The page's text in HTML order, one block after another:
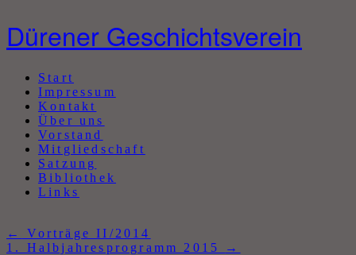
Dürener Geschichtsverein
Abbrechen
Start
Impressum
Kontakt
Über uns
Vorstand
Mitgliedschaft
Satzung
Bibliothek
Links
←
Vorträge II/2014
1. Halbjahresprogramm 2015
→